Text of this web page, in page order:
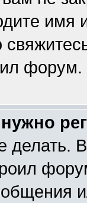
форум.